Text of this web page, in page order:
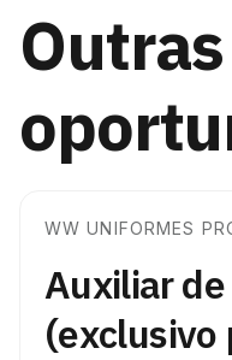
Outras
WW UNIFORMES
Auxiliar
(exclusivo